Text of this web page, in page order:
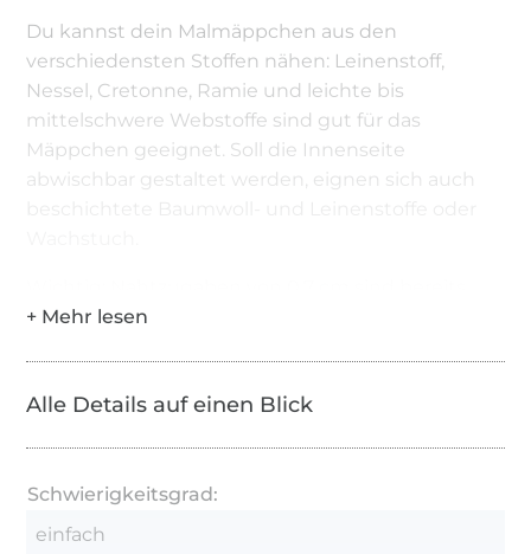
Du kannst dein Malmäppchen aus den
verschiedensten Stoffen nähen: Leinenstoff,
Nessel, Cretonne, Ramie und leichte bis
mittelschwere Webstoffe sind gut für das
Mäppchen geeignet. Soll die Innenseite
abwischbar gestaltet werden, eignen sich auch
inklusive, du brauchst nichts mehr zugeben!
Kalkuliere für die Nähzeit ca. 60 Minuten ein!
Alle Details auf einen Blick
Schwierigkeitsgrad:
einfach